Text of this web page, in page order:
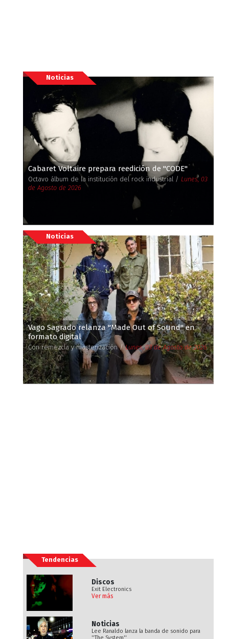
Noticias
Cabaret Voltaire prepara reedición de ''CODE''
Octavo álbum de la institución del rock industrial / Lunes, 03
de Agosto de 2026
Noticias
Vago Sagrado relanza ''Made Out of Sound'' en
formato digital
Con remezcla y masterización /Lunes, 03 de Agosto de 2026
Tendencias
Discos
Exit Electronics
Ver más
Noticias
Lee Ranaldo lanza la banda de sonido para
''The System''